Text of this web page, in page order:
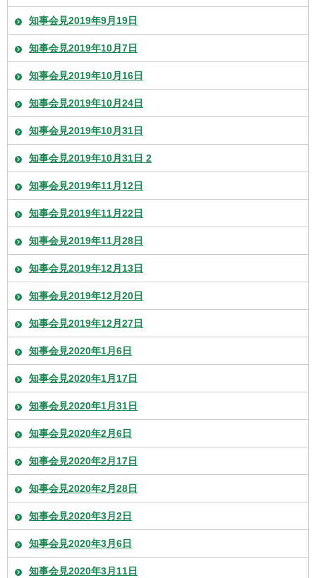
知事会見2019年9月19日
知事会見2019年10月7日
知事会見2019年10月16日
知事会見2019年10月24日
知事会見2019年10月31日
知事会見2019年10月31日 2
知事会見2019年11月12日
知事会見2019年11月22日
知事会見2019年11月28日
知事会見2019年12月13日
知事会見2019年12月20日
知事会見2019年12月27日
知事会見2020年1月6日
知事会見2020年1月17日
知事会見2020年1月31日
知事会見2020年2月6日
知事会見2020年2月17日
知事会見2020年2月28日
知事会見2020年3月2日
知事会見2020年3月6日
知事会見2020年3月11日